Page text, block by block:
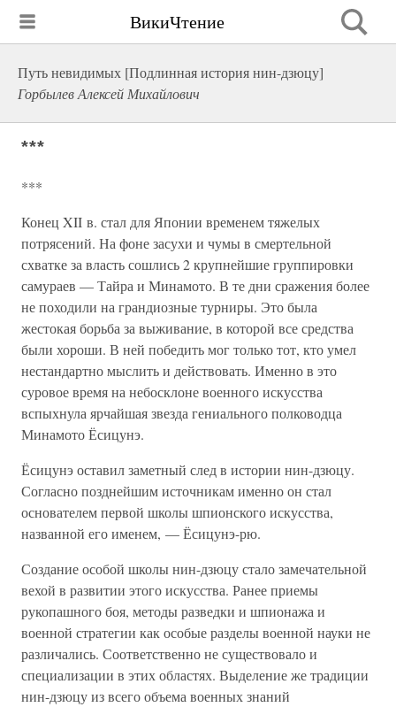
ВикиЧтение
Путь невидимых [Подлинная история нин-дзюцу]
Горбылев Алексей Михайлович
***
***
Конец XII в. стал для Японии временем тяжелых
потрясений. На фоне засухи и чумы в смертельной
схватке за власть сошлись 2 крупнейшие группировки
самураев — Тайра и Минамото. В те дни сражения более
не походили на грандиозные турниры. Это была
жестокая борьба за выживание, в которой все средства
были хороши. В ней победить мог только тот, кто умел
нестандартно мыслить и действовать. Именно в это
суровое время на небосклоне военного искусства
вспыхнула ярчайшая звезда гениального полководца
Минамото Ёсицунэ.
Ёсицунэ оставил заметный след в истории нин-дзюцу.
Согласно позднейшим источникам именно он стал
основателем первой школы шпионского искусства,
названной его именем, — Ёсицунэ-рю.
Создание особой школы нин-дзюцу стало замечательной
вехой в развитии этого искусства. Ранее приемы
рукопашного боя, методы разведки и шпионажа и
военной стратегии как особые разделы военной науки не
различались. Соответственно не существовало и
специализации в этих областях. Выделение же традиции
нин-дзюцу из всего объема военных знаний